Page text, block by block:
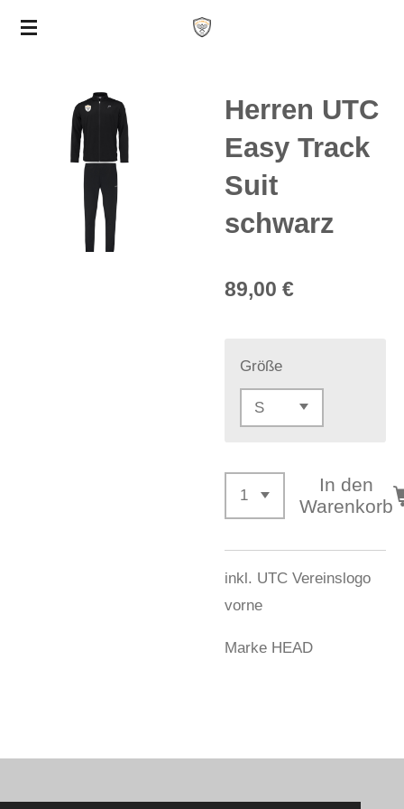
Zum
Herren UTC
Easy Track
Suit
schwarz
89,00 €
Größe
In den
Warenkorb
inkl. UTC Vereinslogo
vorne
Marke HEAD